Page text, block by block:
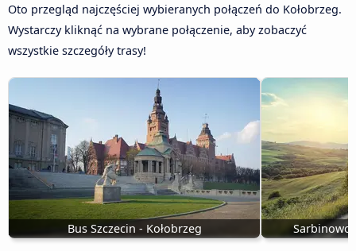
Oto przegląd najczęściej wybieranych połączeń do Kołobrzeg.
Wystarczy kliknąć na wybrane połączenie, aby zobaczyć
wszystkie szczegóły trasy!
Bus Szczecin - Kołobrzeg Sarbinowo